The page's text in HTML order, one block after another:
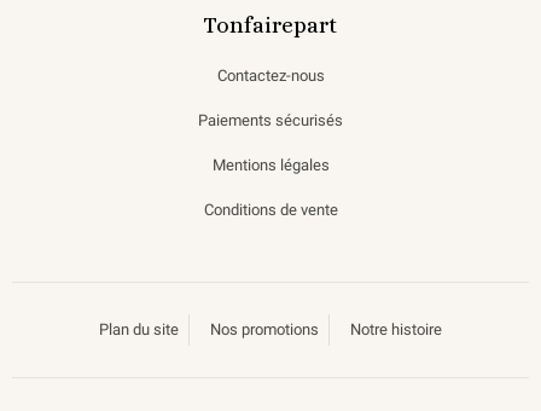
Tonfairepart
Contactez-nous
Paiements sécurisés
Mentions légales
Conditions de vente
Plan du site Nos promotions Notre histoire